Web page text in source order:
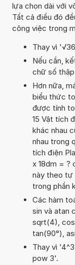
lựa chọn dài với
Tất cả điều đó
công việc trong
Thay vì
Nếu cần,
chữ số
Hơn nữa,
biểu thức
được tính
15 Vật tích
khác nhau
nhau trong
tích điện
x 18dm = ?
này theo tự
trong phần
Các hàm
sin và atan
sqrt(4),
tan(90°),
Thay vì
pow 3'.